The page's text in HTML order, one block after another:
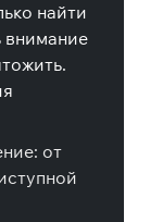
найти
внимание
от